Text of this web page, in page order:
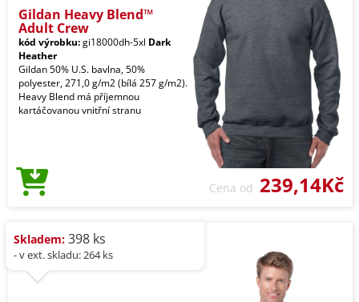
Gildan Heavy Blend™
Adult Crew
kód výrobku:gi18000dh-5xl Dark
Heather
Gildan 50% U.S. bavlna, 50%
polyester, 271,0 g/m2 (bílá 257 g/m2).
Heavy Blend má příjemnou
kartáčovanou vnitřní stranu
Cena od 239,14Kč
Skladem: 398 ks
- v ext. skladu: 264 ks